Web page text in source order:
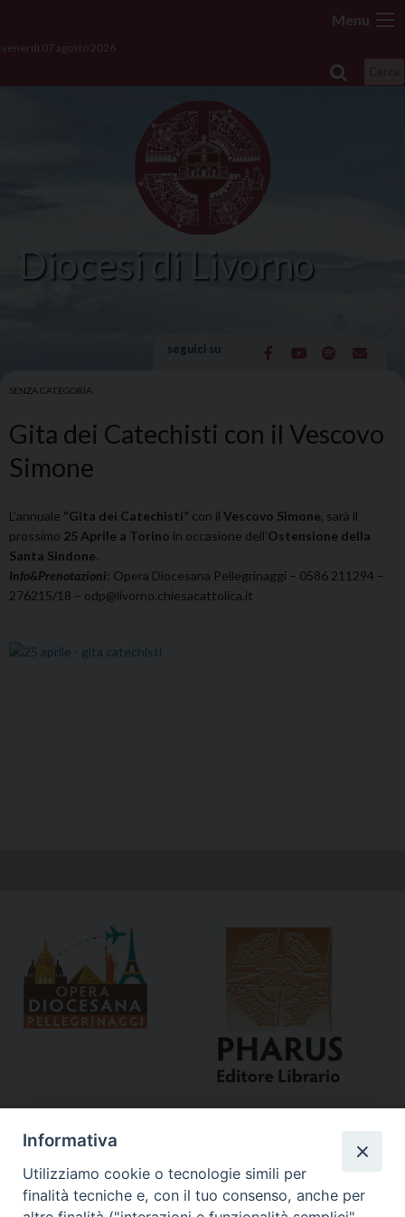
content
Menu
venerdì 07 agosto 2026
Diocesi di Livorno
seguici su
SENZA CATEGORIA
Gita dei Catechisti con il Vescovo
Simone
L’annuale “Gita dei Catechisti” con il Vescovo Simone , sarà il
prossimo 25 Aprile a Torino in occasione dell’Ostensione della
Santa Sindone.
Info&Prenotazioni: Opera Diocesana Pellegrinaggi – 0586 211294 –
276215/18 – odp@livorno.chiesacattolica.it
Informativa
Utilizziamo cookie o tecnologie simili per
finalità tecniche e, con il tuo consenso, anche per